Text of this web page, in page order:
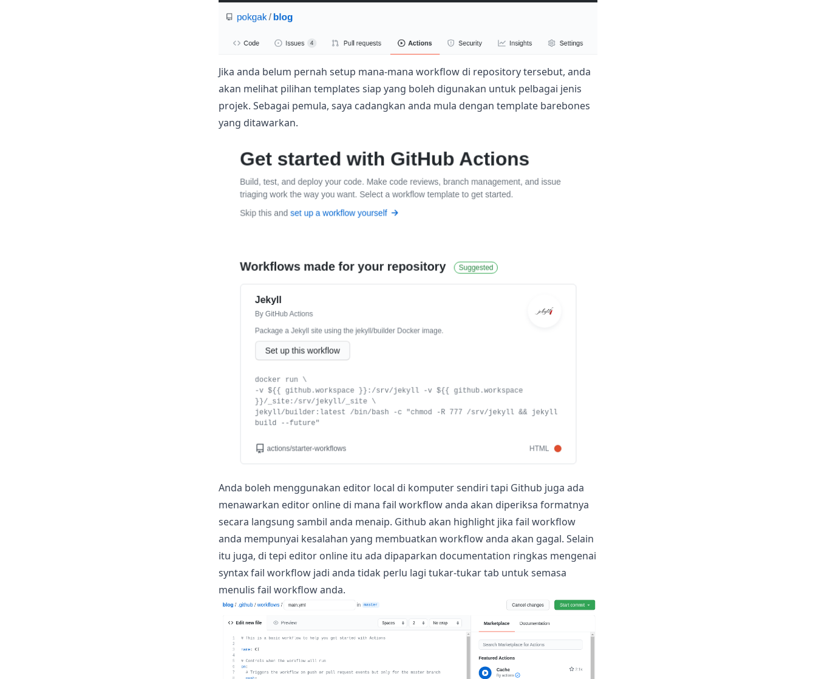
Jika anda belum pernah setup mana-mana workflow di repository tersebut, anda
akan melihat pilihan templates siap yang boleh digunakan untuk pelbagai jenis
projek. Sebagai pemula, saya cadangkan anda mula dengan template barebones
yang ditawarkan.
Anda boleh menggunakan editor local di komputer sendiri tapi Github juga ada
menawarkan editor online di mana fail workflow anda akan diperiksa formatnya
secara langsung sambil anda menaip. Github akan highlight jika fail workflow
anda mempunyai kesalahan yang membuatkan workflow anda akan gagal. Selain
itu juga, di tepi editor online itu ada dipaparkan documentation ringkas mengenai
syntax fail workflow jadi anda tidak perlu lagi tukar-tukar tab untuk semasa
menulis fail workflow anda.